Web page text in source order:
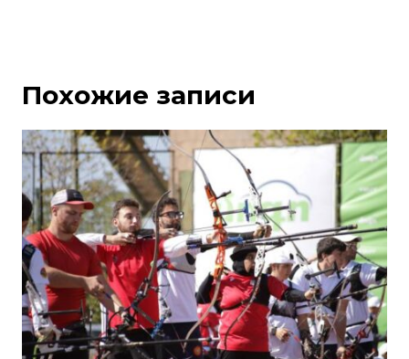
Похожие записи